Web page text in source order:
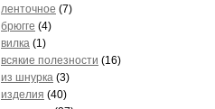
ленточное (7)
брюгге (4)
вилка (1)
всякие полезности (16)
из шнурка (3)
изделия (40)